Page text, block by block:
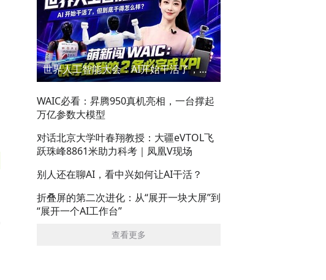
世界人工智能大会：AI开始干活了，但到底干的怎么样？萌新闯WAIC
WAIC必看：昇腾950真机亮相，一台撑起
万亿参数大模型
对话北京大学叶春翔教授：大疆eVTOL飞
跃珠峰8861米助力科考｜凤凰V现场
别人还在聊AI，看中兴如何让AI干活？
折叠屏的第二次进化：从“展开一块大屏”到
“展开一个AI工作台”
查看更多